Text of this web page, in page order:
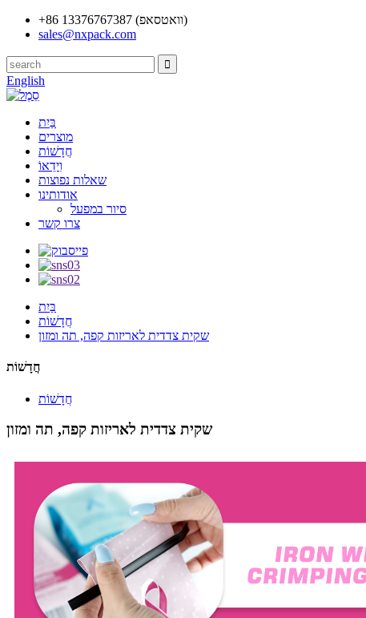
+86 13376767387 (וואטסאפ)
sales@nxpack.com
English
בַּיִת
מוצרים
חֲדָשׁוֹת
וִידֵאוֹ
שאלות נפוצות
אודותינו
סיור במפעל
צרו קשר
בַּיִת
חֲדָשׁוֹת
שקית צדדית לאריזות קפה, תה ומזון
חֲדָשׁוֹת
חֲדָשׁוֹת
שקית צדדית לאריזות קפה, תה ומזון